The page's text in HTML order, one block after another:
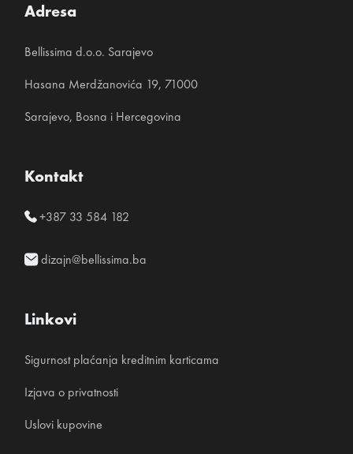
Adresa
Bellissima d.o.o. Sarajevo
Hasana Merdžanovića 19, 71000
Sarajevo, Bosna i Hercegovina
Kontakt
+387 33 584 182
dizajn@bellissima.ba
Linkovi
Sigurnost plaćanja kreditnim karticama
Izjava o privatnosti
Uslovi kupovine